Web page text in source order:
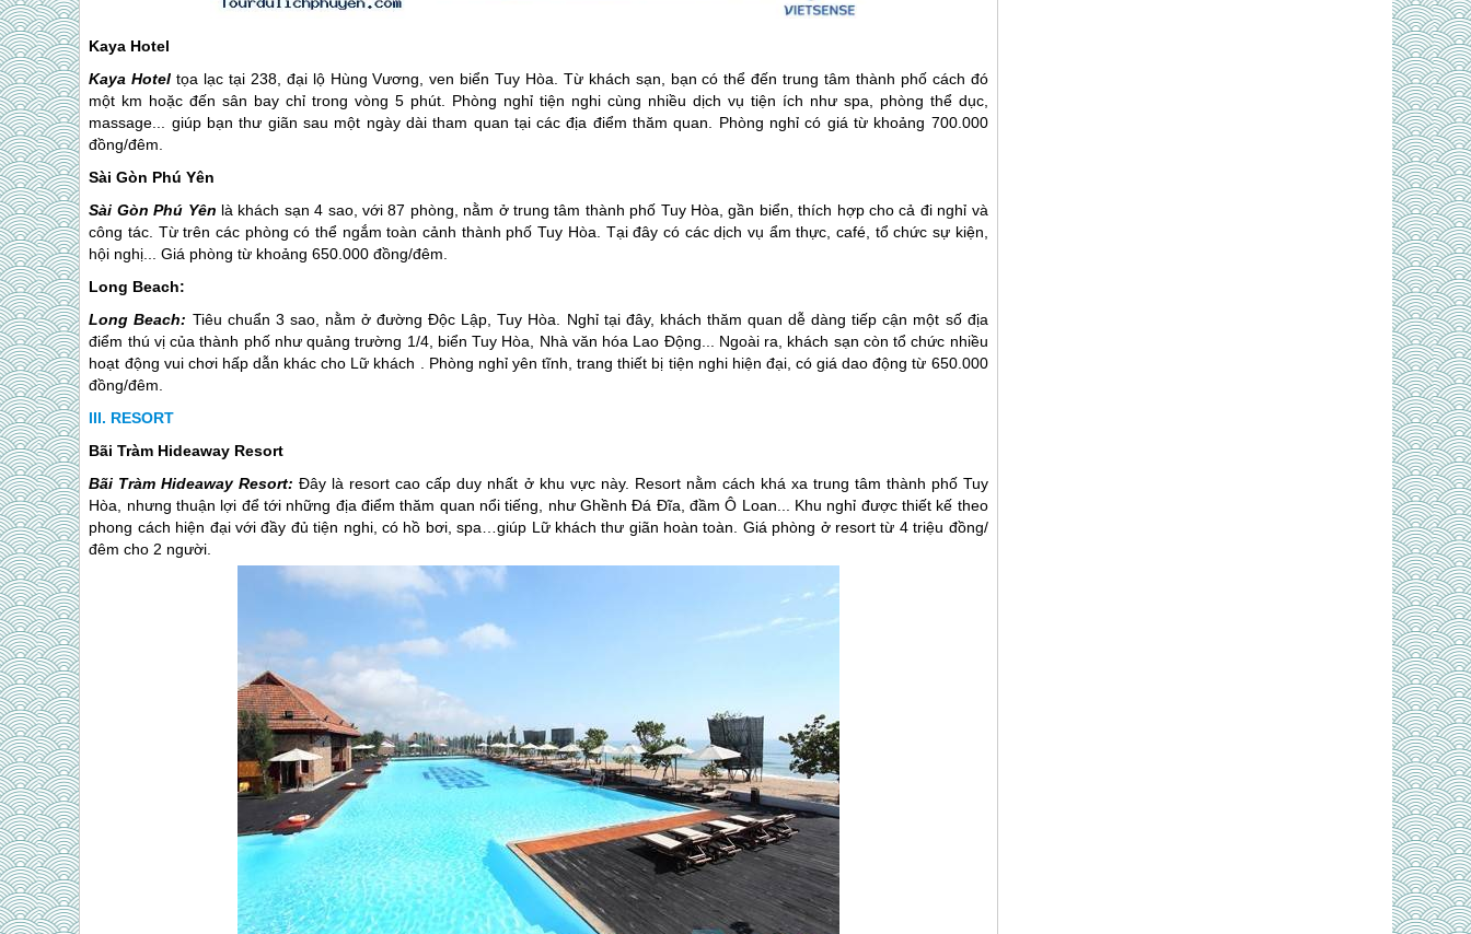
Kaya Hotel
Kaya Hoteltọa lạc tại 238, đại lộ Hùng Vương, ven biển Tuy Hòa. Từ khách sạn, bạn có thể đến trung tâm thành phố cách đó
một km hoặc đến sân bay chỉ trong vòng 5 phút. Phòng nghỉ tiện nghi cùng nhiều dịch vụ tiện ích như spa, phòng thể dục,
massage... giúp bạn thư giãn sau một ngày dài tham quan tại các địa điểm thăm quan. Phòng nghỉ có giá từ khoảng 700.000
đồng/đêm.
Sài Gòn Phú Yên
Sài GònPhú Yên là khách sạn 4 sao, với 87 phòng, nằm ở trung tâm thành phố Tuy Hòa, gần biển, thích hợp cho cả đi nghỉ và
công tác. Từ trên các phòng có thể ngắm toàn cảnh thành phố Tuy Hòa. Tại đây có các dịch vụ ẩm thực, café, tổ chức sự kiện,
hội nghị... Giá phòng từ khoảng 650.000 đồng/đêm.
Long Beach:
Long Beach: Tiêu chuẩn 3 sao, nằm ở đường Độc Lập, Tuy Hòa. Nghỉ tại đây, khách thăm quan dễ dàng tiếp cận một số địa
điểm thú vị của thành phố như quảng trường 1/4, biển Tuy Hòa, Nhà văn hóa Lao Động... Ngoài ra, khách sạn còn tổ chức nhiều
hoạt động vui chơi hấp dẫn khác cho Lữ khách . Phòng nghỉ yên tĩnh, trang thiết bị tiện nghi hiện đại, có giá dao động từ 650.000
đồng/đêm.
RESORT
Bãi Tràm Hideaway Resort
Bãi Tràm Hideaway Resort:Đây là resort cao cấp duy nhất ở khu vực này. Resort nằm cách khá xa trung tâm thành phố Tuy
Hòa, nhưng thuận lợi để tới những địa điểm thăm quan nổi tiếng, như Ghềnh Đá Đĩa, đầm Ô Loan... Khu nghỉ được thiết kế theo
phong cách hiện đại với đầy đủ tiện nghi, có hồ bơi, spa…giúp Lữ khách thư giãn hoàn toàn. Giá phòng ở resort từ 4 triệu đồng/
đêm cho 2 người.